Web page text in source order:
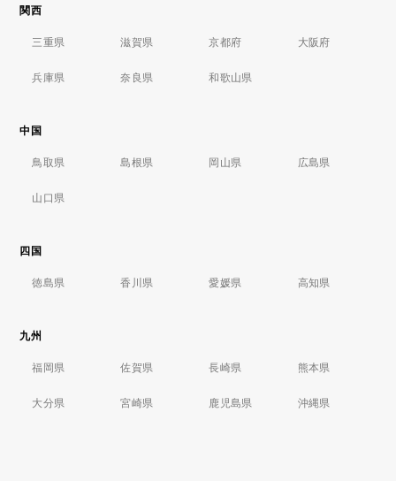
関西
三重県 滋賀県 京都府 大阪府
兵庫県 奈良県 和歌山県
中国
鳥取県 島根県 岡山県 広島県
山口県
四国
徳島県 香川県 愛媛県 高知県
九州
福岡県 佐賀県 長崎県 熊本県
大分県 宮崎県 鹿児島県 沖縄県